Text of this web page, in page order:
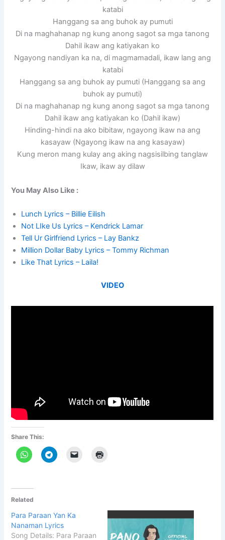
katabi
Hanggang sa ang buhok ay pumuti
Di na maghahanap ng kung anong sagot sa mga tanong
Dahil ikaw ang katiyakan ko
Ngayong nandiyan ka na, di magmamadali, ikaw lang ang
katabi
Hanggang sa ang buhok ay pumuti (Hanggang sa ang
buhok ay pumuti)
Di na maghahanap ng kung anong sagot sa mga tanong
Dahil ikaw ang katiyakan ko (Dahil ikaw)
Hinding-hindi na ako bibitaw, ngayong ikaw na ang
kasayaw (Ngayong ikaw na ang kasayaw)
Kung meron mang kulay ang aking nagsisilbing tanglaw
Ikaw, ikaw ay dilaw
You May Also Like :
Lunch Lyrics – Billie Eilish
Not LIke Us Lyrics – Kendrick Lamar
Tell Ur Girlfriend Lyrics – Lay Bankz
Million Dollar Baby Lyrics – Tommy Richman
Like That Lyrics – Laila!
VIDEO
Share This:
Related
Para Paraan Yan Ka
Nanaman Lyrics
Song Details: Para Paraan